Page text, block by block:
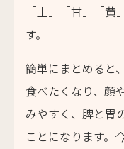
「土」「甘」「
す。
簡単にまとめると
食べたくなり、顔
みやすく、脾と胃
ことになります。